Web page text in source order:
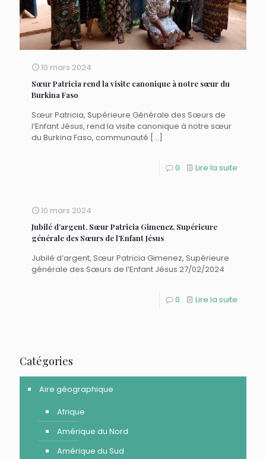
10 mars 2024
Sœur Patricia rend la visite canonique à notre sœur du
Burkina Faso
Sœur Patricia, Supérieure Générale des Sœurs de
l’Enfant Jésus, rend la visite canonique à notre sœur
du Burkina Faso, communauté […]
0 Lire la suite
10 mars 2024
Jubilé d’argent, Sœur Patricia Gimenez, Supérieure
générale des Sœurs de l’Enfant Jésus
Jubilé d’argent, Sœur Patricia Gimenez, Supérieure
générale des Sœurs de l’Enfant Jésus 27/02/2024
0 Lire la suite
Catégories
Aire géographique
Afrique
Amérique du Nord
Amérique du Sud